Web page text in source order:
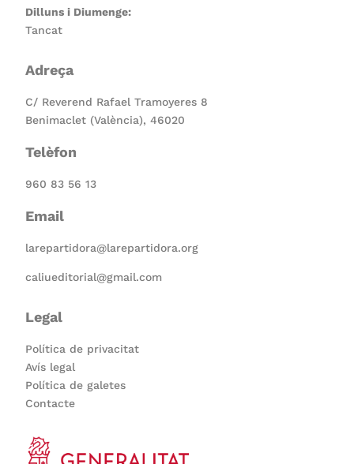
Dilluns i Diumenge:
Tancat
Adreça
C/ Reverend Rafael Tramoyeres 8
Benimaclet (València), 46020
Telèfon
960 83 56 13
Email
larepartidora@larepartidora.org
caliueditorial@gmail.com
Legal
Política de privacitat
Avís legal
Política de galetes
Contacte